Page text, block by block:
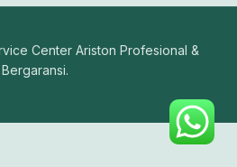
Center Ariston Profesional &
Bergaransi.